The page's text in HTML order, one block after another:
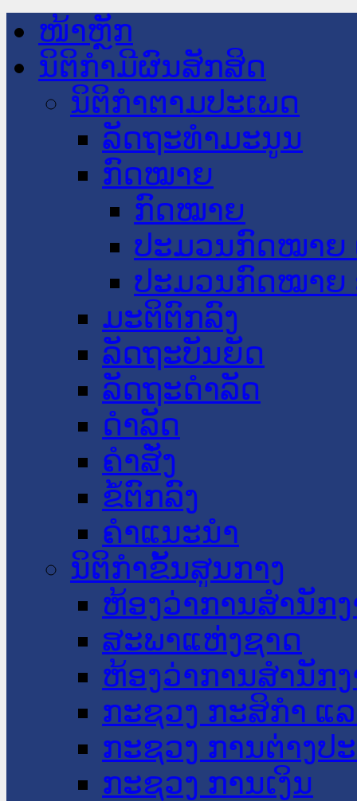
ໜ້າຫຼັກ
ນິຕິກໍາມີຜົນສັກສິດ
ນິຕິກໍາຕາມປະເພດ
ລັດຖະທໍາມະນູນ
ກົດໝາຍ
ກົດໝາຍ
ປະມວນກົດໝາຍ
ປະມວນກົດໝາຍ
ມະຕິຕົກລົງ
ລັດຖະບັນຍັດ
ລັດຖະດໍາລັດ
ດໍາລັດ
ຄໍາສັ່ງ
ຂໍ້ຕົກລົງ
ຄໍາແນະນໍາ
ນິຕິກໍາຂັ້ນສູນກາງ
ຫ້ອງວ່າການສໍານັກ
ສະພາແຫ່ງຊາດ
ຫ້ອງວ່າການສຳນັກ
ກະຊວງ ກະສິກຳ ແ
ກະຊວງ ການຕ່າງປ
ກະຊວງ ການເງິນ